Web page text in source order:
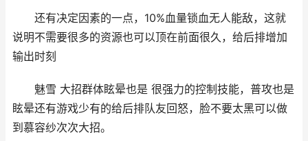
还有决定因素的一点，10%血量锁血无人能敌，这就
说明不需要很多的资源也可以顶在前面很久，给后排增加
输出时刻
魅雪 大招群体眩晕也是 很强力的控制技能，普攻也是
眩晕还有游戏少有的给后排队友回怒，脸不要太黑可以做
到慕容纱次次大招。